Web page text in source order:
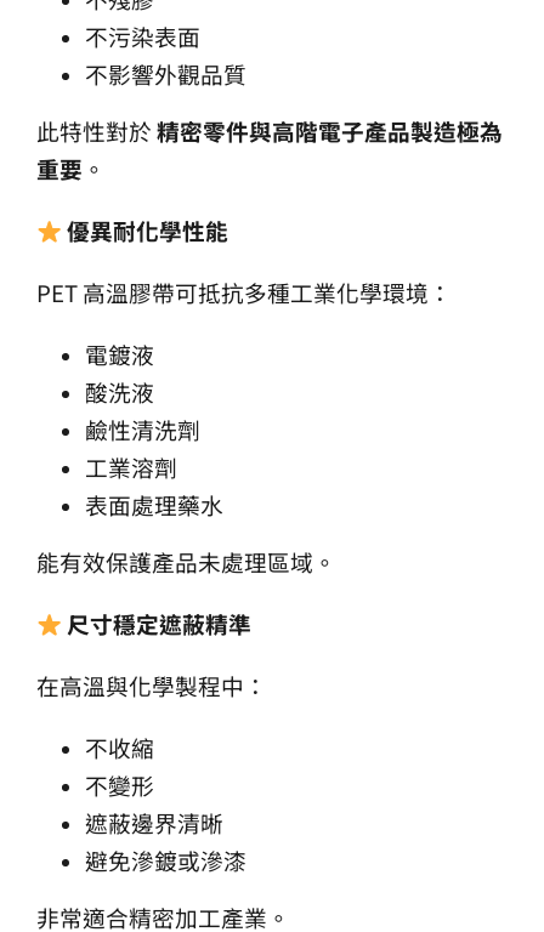
不污染表面
不影響外觀品質
此特性對於精密零件與高階電子產品製造極為
重要 。
優異耐化學性能
PET 高溫膠帶可抵抗多種工業化學環境：
電鍍液
酸洗液
鹼性清洗劑
工業溶劑
表面處理藥水
能有效保護產品未處理區域。
尺寸穩定遮蔽精準
在高溫與化學製程中：
不收縮
不變形
遮蔽邊界清晰
避免滲鍍或滲漆
非常適合精密加工產業。